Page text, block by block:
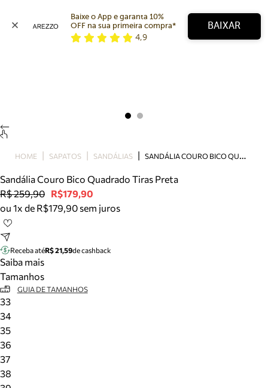
Bolsa
Tamanco
Tênis
Mule
Tire dúvidas sobre pedidos, devoluções e mais.
Meus pedidos
Acompanhe seus pedidos e solicite devoluções.
Baixe o App e garanta 10%
OFF na sua primeira compra*
4,9
BAIXAR
HOME SAPATOS SANDÁLIAS S
ANDÁLIA COURO BICO QUADRADO TIRAS PRETA
Sandália Couro Bico Quadrado Tiras Preta
R$ 259,90 R$179,90
ou 1x de R$179,90 sem juros
Receba atéR$ 21,59de cashback
Saiba mais
Tamanhos
GUIA DE TAMANHOS
33
34
35
36
37
38